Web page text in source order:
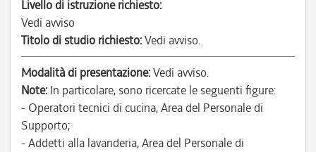
Livello di istruzione richiesto:
Vedi avviso
Titolo di studio richiesto:Vedi avviso.
Modalità di presentazione:Vedi avviso.
Note: In particolare, sono ricercate le seguenti figure:
- Operatori tecnici di cucina, Area del Personale di
Supporto;
- Addetti alla lavanderia, Area del Personale di